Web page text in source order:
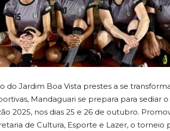
do Jardim Boa Vista prestes a se
Mandaguari se prepara para sediar
2025, nos dias 25 e 26 de outubro.
de Cultura, Esporte e Lazer, o